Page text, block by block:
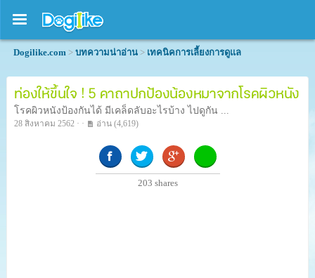
Dogilike.com > บทความน่าอ่าน > เทคนิคการเลี้ยงการดูแล
ท่องให้ขึ้นใจ ! 5 คาถาปกป้องน้องหมาจากโรคผิวหนัง
โรคผิวหนังป้องกันได้ มีเคล็ดลับอะไรบ้าง ไปดูกัน ...
28 สิงหาคม 2562 · · อ่าน (4,619)
203 shares